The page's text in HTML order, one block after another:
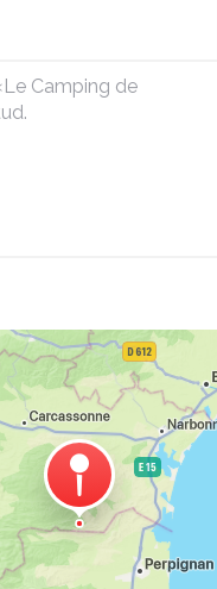
Camping de